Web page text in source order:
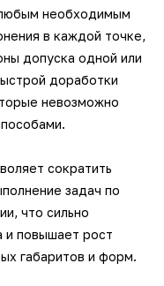
необходимым
в каждой точке,
допуска одной или
доработки
невозможно
сократить
задач по
что сильно
и повышает рост
габаритов и форм.